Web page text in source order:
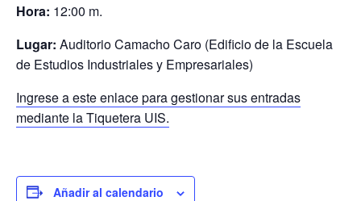
Hora: 12:00 m.
Lugar: Auditorio Camacho Caro (Edificio de la Escuela
de Estudios Industriales y Empresariales)
Ingrese a este enlace para gestionar sus entradas
mediante la Tiquetera UIS.
Añadir al calendario